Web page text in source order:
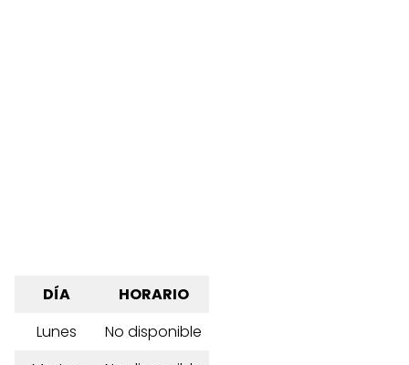
DÍA
HORARIO
Lunes
No disponible